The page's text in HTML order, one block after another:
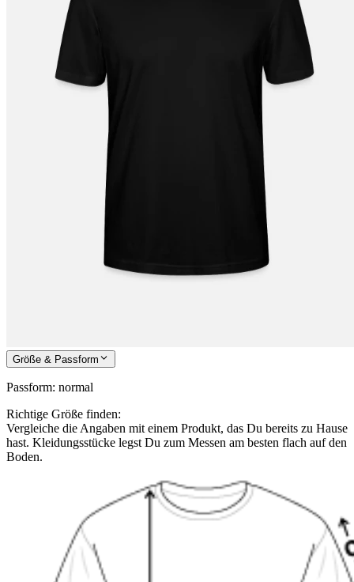
Größe & Passform
Passform: normal
Richtige Größe finden:
Vergleiche die Angaben mit einem Produkt, das Du bereits zu Hause
hast. Kleidungsstücke legst Du zum Messen am besten flach auf den
Boden.